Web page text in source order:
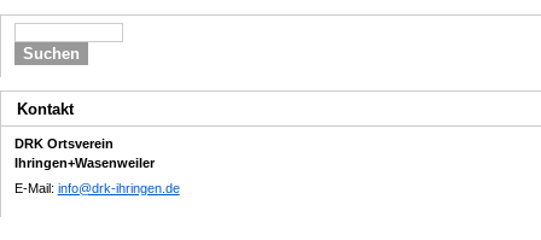
Suchen
Kontakt
DRK Ortsverein
Ihringen+Wasenweiler
E-Mail: info@drk-ihringen.de